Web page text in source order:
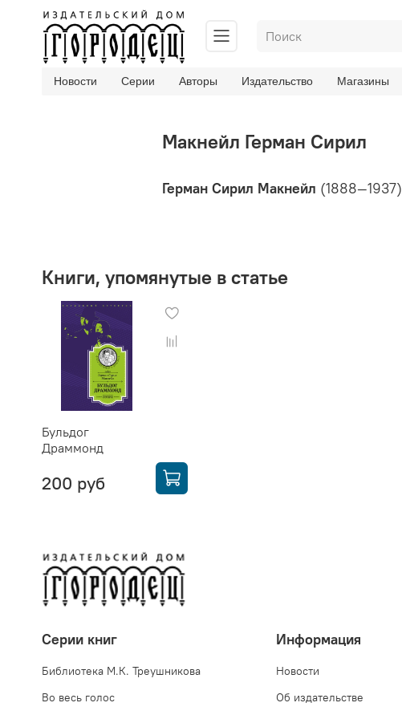
Новости Серии Авторы Издательство Магазины
Макнейл Герман Сирил
Герман Сирил Макнейл (1888—1937)
Книги, упомянутые в статье
Бульдог
Драммонд
200 руб
Серии книг
Библиотека М.К. Треушникова
Во весь голос
Информация
Новости
Об издательстве